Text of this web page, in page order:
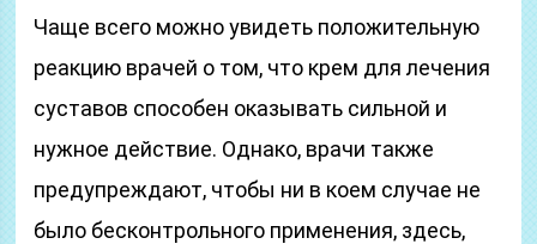
Чаще всего можно увидеть положительную
реакцию врачей о том, что крем для лечения
суставов способен оказывать сильной и
нужное действие. Однако, врачи также
предупреждают, чтобы ни в коем случае не
было бесконтрольного применения, здесь,